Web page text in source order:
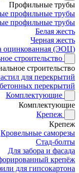
Профильные трубы
профильные трубы
профильные трубы
Белая жесть
Черная жесть
оцинкованная (ЭОЦ)
строительство
строительство
для перекрытий
перекрытий
Комплектующие
Комплектующие
Крепеж
Крепеж
Кровельные саморезы
Стад-болты
Для забора и фасада
крепёж
для гипсокартона